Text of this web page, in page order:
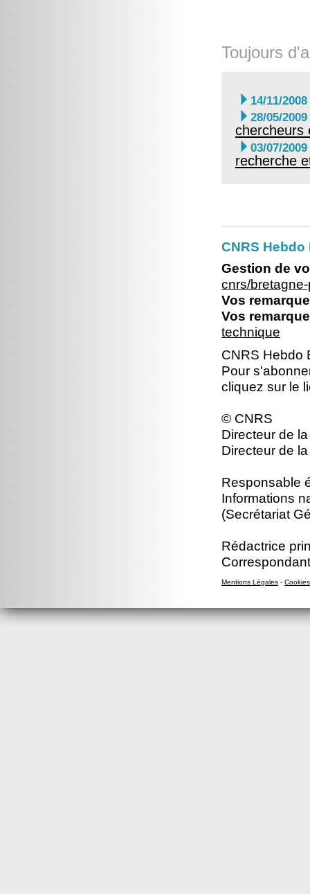
Toujours
 14/11/2008
 28/05/2009
chercheurs
 03/07/2009
recherche
CNRS
Gestion de
cnrs/
Vos
Vos
technique
CNRS Hebdo
Pour
cliquez sur le
© CNRS
Directeur de
Directeur de
Responsable
Informations
(Secrétariat
Rédactrice
Mentions Légales - Cookies